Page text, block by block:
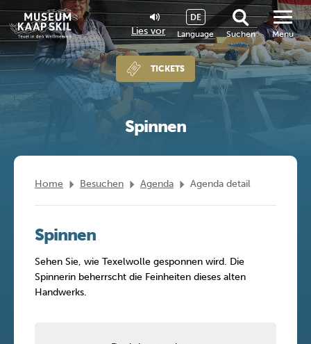
Lies vor Language
DE
Suchen
TICKETS
Menu
Spinnen
Home Besuchen Agenda Agenda detail
Spinnen
Sehen Sie, wie Texelwolle gesponnen wird. Die
Spinnerin beherrscht die Feinheiten dieses alten
Handwerks.